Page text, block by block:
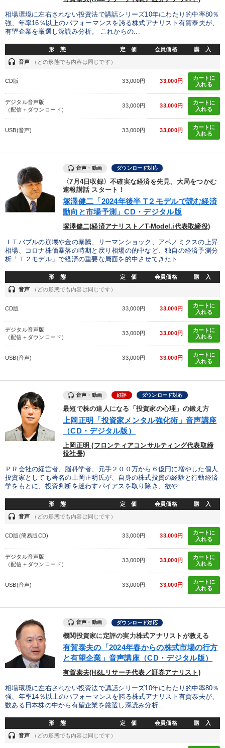
相場環境に左右されない投資法で講話シリーズ10年にわたり的中率80％
強、年率16％以上のパフォーマンスを誇る株式アナリスト有賀泰夫が、
有望企業を厳選し深読み分析。 これからの...
形 態 定 価 会員価格 購 入
headset 音声 （どの形態でも内容は同じです）
CD版 33,000円 33,000円
カートに
入れる
デジタル音声版
（配信＋ダウンロード）
33,000円 33,000円
カートに
入れる
USB(音声) 33,000円 33,000円
カートに
入れる
音声・動画 ダウンロード対応
〈7月4日収録〉不確実な経済を先見、大局をつかむ
速報講話 スタート！
塚澤健二「2024年後半 T２モデルで読む経済
動向と市場予測」CD・デジタル版
塚澤健二(経済アナリスト／T-Model.i代表取締役)
ＩＴバブルの崩壊や金の暴騰、リーマンショック、アベノミクスの上昇
相場、コロナ株価暴落の時期と戻り相場の的中など、独自の経済予測分
析「Ｔ２モデル」で経済の重要な局面を的中させてきたト...
形 態 定 価 会員価格 購 入
headset 音声 （どの形態でも内容は同じです）
CD版 33,000円 33,000円
カートに
入れる
デジタル音声版
（配信＋ダウンロード）
33,000円 33,000円
カートに
入れる
USB(音声) 33,000円 33,000円
カートに
入れる
音声・動画 好評 ダウンロード対応
最短で株の達人になる「投資家の心理」の鍛え方
上岡正明「投資家メンタル強化術」音声講座
（CD・デジタル版）
上岡正明 (フロンティアコンサルティング代表取締
役社長)
ＰＲ会社の経営者、脳科学者、元手２００万から６億円に増やした個人
投資家としても著名の上岡正明氏が、自身の株式投資の経験と行動経済
学をもとに、投資判断を迷わすバイアスを取り除き、欲や...
形 態 定 価 会員価格 購 入
headset 音声 （どの形態でも内容は同じです）
CD版(簡易版CD) 33,000円 33,000円
カートに
入れる
デジタル音声版
（配信＋ダウンロード）
33,000円 33,000円
カートに
入れる
USB(音声) 33,000円 33,000円
カートに
入れる
音声・動画 ダウンロード対応
機関投資家に定評の実力株式アナリストが教える
有賀泰夫の「2024年春からの株式市場の行方
と有望企業」音声講座（CD・デジタル版）
有賀泰夫(H&Lリサーチ代表／証券アナリスト)
相場環境に左右されない投資法で講話シリーズ10年にわたり的中率80％
強、年率14％以上のパフォーマンスを誇る株式アナリスト有賀泰夫が、
数ある日本株の中から有望企業を厳選し深読み分析...
形 態 定 価 会員価格 購 入
headset 音声 （どの形態でも内容は同じです）